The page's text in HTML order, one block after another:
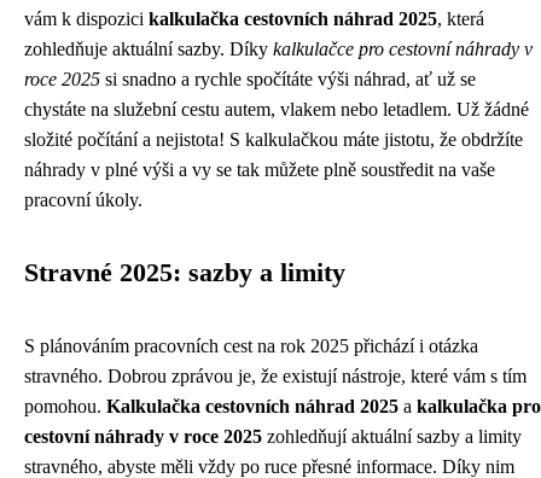
vám k dispozici kalkulačka cestovních náhrad 2025, která
zohledňuje aktuální sazby. Díky kalkulačce pro cestovní náhrady v
roce 2025 si snadno a rychle spočítáte výši náhrad, ať už se
chystáte na služební cestu autem, vlakem nebo letadlem. Už žádné
složité počítání a nejistota! S kalkulačkou máte jistotu, že obdržíte
náhrady v plné výši a vy se tak můžete plně soustředit na vaše
pracovní úkoly.
Stravné 2025: sazby a limity
S plánováním pracovních cest na rok 2025 přichází i otázka
stravného. Dobrou zprávou je, že existují nástroje, které vám s tím
pomohou. Kalkulačka cestovních náhrad 2025 a kalkulačka pro
cestovní náhrady v roce 2025 zohledňují aktuální sazby a limity
stravného, abyste měli vždy po ruce přesné informace. Díky nim